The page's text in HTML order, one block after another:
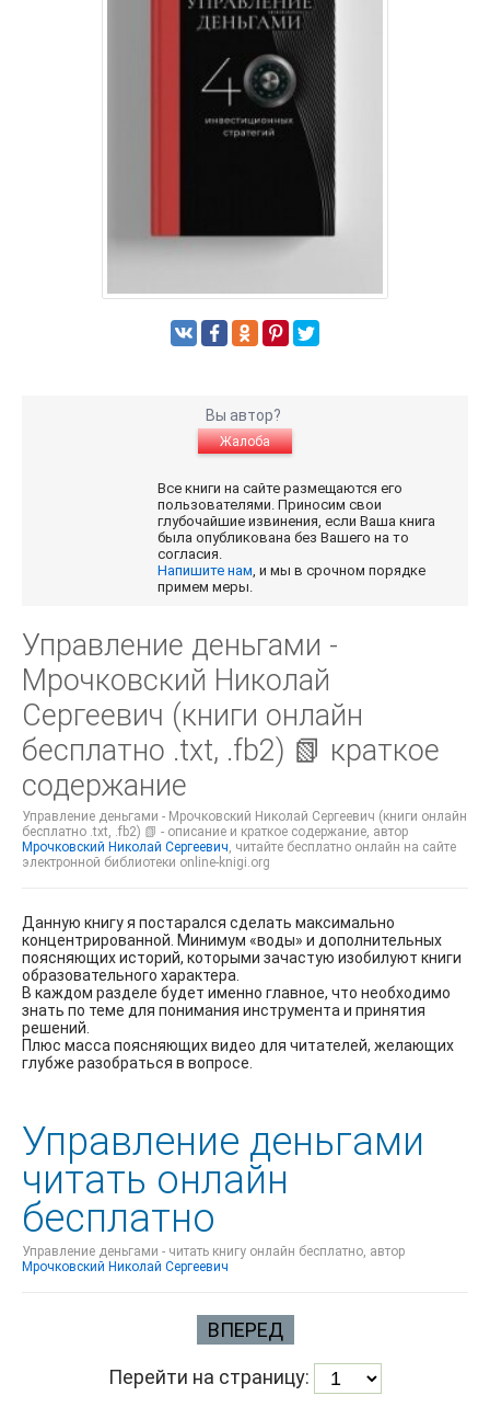
Вы автор?
Жалоба
Все книги на сайте размещаются его
пользователями. Приносим свои
глубочайшие извинения, если Ваша книга
была опубликована без Вашего на то
согласия.
Напишите нам, и мы в срочном порядке
примем меры.
Управление деньгами -
Мрочковский Николай
Сергеевич (книги онлайн
бесплатно .txt, .fb2) 📗 краткое
содержание
Управление деньгами - Мрочковский Николай Сергеевич (книги онлайн
бесплатно .txt, .fb2) 📗 - описание и краткое содержание, автор
Мрочковский Николай Сергеевич, читайте бесплатно онлайн на сайте
электронной библиотеки online-knigi.org
Данную книгу я постарался сделать максимально
концентрированной. Минимум «воды» и дополнительных
поясняющих историй, которыми зачастую изобилуют книги
образовательного характера.
В каждом разделе будет именно главное, что необходимо
знать по теме для понимания инструмента и принятия
решений.
Плюс масса поясняющих видео для читателей, желающих
глубже разобраться в вопросе.
Управление деньгами
читать онлайн
бесплатно
Управление деньгами - читать книгу онлайн бесплатно, автор
Мрочковский Николай Сергеевич
ВПЕРЕД
Перейти на страницу: